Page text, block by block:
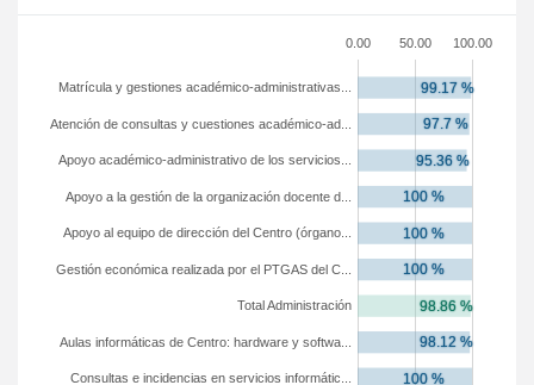
0.00 50.00 100.00
Consultas e incidencias en servicios informátic...
Aulas informáticas de Centro: hardware y softwa...
Total Administración
Gestión económica realizada por el PTGAS del C...
Apoyo al equipo de dirección del Centro (órgano...
Apoyo a la gestión de la organización docente d...
Apoyo académico-administrativo de los servicios...
Atención de consultas y cuestiones académico-ad...
Matrícula y gestiones académico-administrativas...